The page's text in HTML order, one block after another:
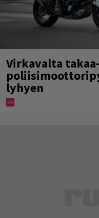
Virkavalta
lyhyen